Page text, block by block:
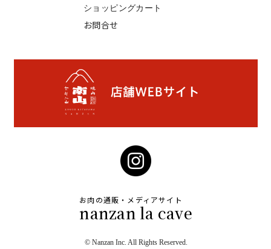
ショッピングカート
お問合せ
お肉の通販・メディアサイト
nanzan la cave
© Nanzan Inc. All Rights Reserved.